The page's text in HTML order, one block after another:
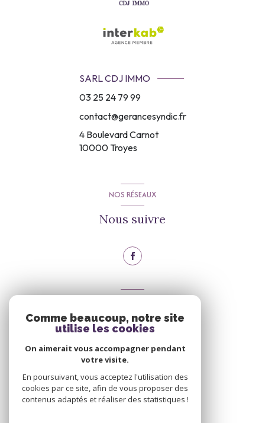
SARL CDJ IMMO
03 25 24 79 99
contact@gerancesyndic.fr
4 Boulevard Carnot
10000 Troyes
NOS RÉSEAUX
Nous suivre
Espace propriétaire
Se connecter
Comme beaucoup, notre site
utilise les cookies
On aimerait vous accompagner pendant
votre visite.
En poursuivant, vous acceptez l'utilisation des
cookies par ce site, afin de vous proposer des
contenus adaptés et réaliser des statistiques !